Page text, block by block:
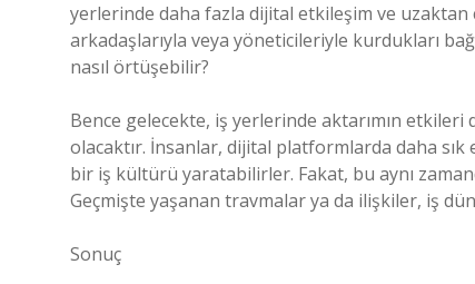
yerlerinde daha fazla dijital etkileşim ve
arkadaşlarıyla veya yöneticileriyle kurdukları
nasıl örtüşebilir?
Bence gelecekte, iş yerlerinde aktarımın
olacaktır. İnsanlar, dijital platformlarda daha
bir iş kültürü yaratabilirler. Fakat, bu aynı
Geçmişte yaşanan travmalar ya da ilişkiler, iş
Sonuç